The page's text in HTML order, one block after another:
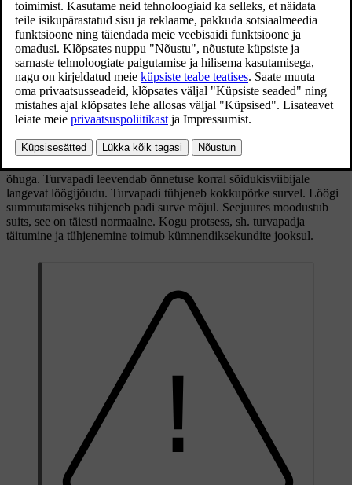
Kaassõitjapoolne turvapadi esiistmel.
Laupkokkupõrke korral kaitseb turvapadi sõiduki juhti ja
kõrvalistujat pea-, kaela-, näo-, rindmikuvigastuste ning põlve- ja
õhuga. Turvapadi leevendab õnnetuse korral sõidukisviibijale
langevat löögijõudu. Turvapadi tühjeneb kokkupõrke survel. Löögi
summutamiseks tühjeneb padi surve mõjul. Seejuures moodustub
suits, see on täiesti normaalne. Kogu protsess, sh. turvapadja
täitumine ja tühjenemine toimub kümnendiksekundite jooksul.